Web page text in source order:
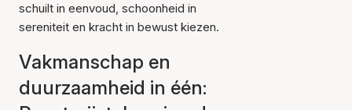
schuilt in eenvoud, schoonheid in
sereniteit en kracht in bewust kiezen.
Vakmanschap en
duurzaamheid in één: